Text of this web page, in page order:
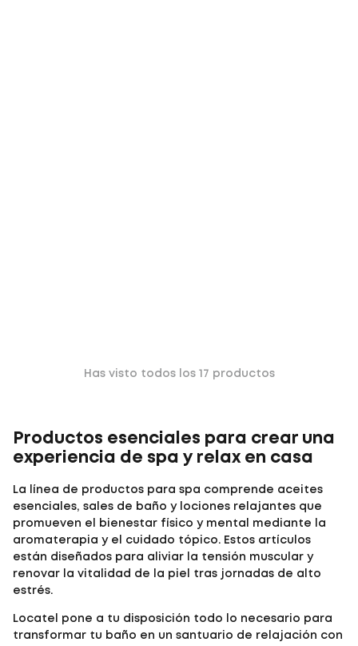
Has visto todos los 17 productos
Productos esenciales para crear una
experiencia de spa y relax en casa
La línea de productos para spa comprende aceites
esenciales, sales de baño y lociones relajantes que
promueven el bienestar físico y mental mediante la
aromaterapia y el cuidado tópico. Estos artículos
están diseñados para aliviar la tensión muscular y
renovar la vitalidad de la piel tras jornadas de alto
estrés.
Locatel pone a tu disposición todo lo necesario para
transformar tu baño en un santuario de relajación con